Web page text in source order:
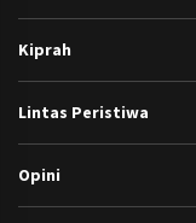
Kiprah
Lintas Peristiwa
Opini